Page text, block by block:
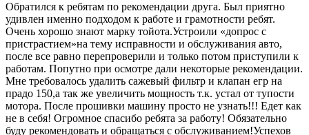
Обратился к ребятам по рекомендации друга. Был приятно
удивлен именно подходом к работе и грамотности ребят.
Очень хорошо знают марку тойота.Устроили «допрос с
пристрастием»на тему исправности и обслуживания авто,
после все равно перепроверили и только потом приступили к
работам. Попутно при осмотре дали некоторые рекомендации.
Мне требовалось удалить сажевый фильтр и клапан егр на
прадо 150,а так же увеличить мощность т.к. устал от тупости
мотора. После прошивки машину просто не узнать!!! Едет как
не в себя! Огромное спасибо ребята за работу! Обязательно
буду рекомендовать и обращаться с обслуживанием!Успехов